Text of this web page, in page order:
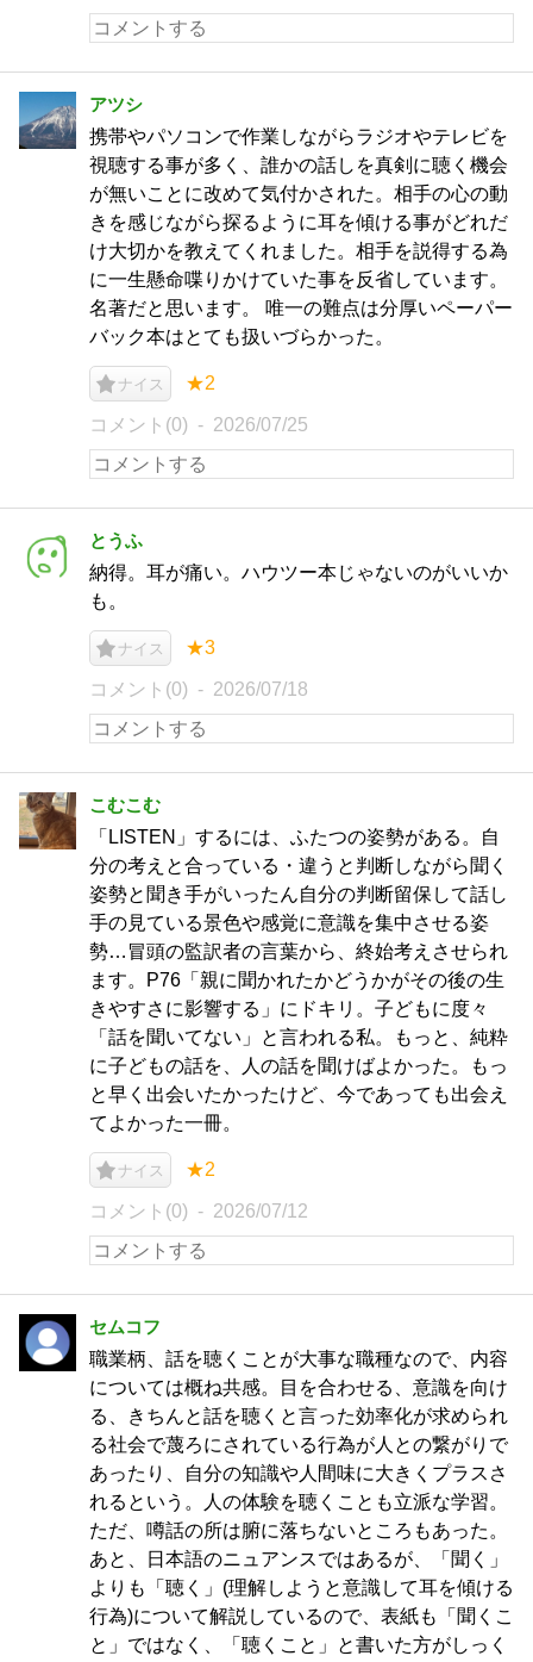
アツシ
携帯やパソコンで作業しながらラジオやテレビを
視聴する事が多く、誰かの話しを真剣に聴く機会
が無いことに改めて気付かされた。相手の心の動
きを感じながら探るように耳を傾ける事がどれだ
け大切かを教えてくれました。相手を説得する為
に一生懸命喋りかけていた事を反省しています。
名著だと思います。 唯一の難点は分厚いペーパー
バック本はとても扱いづらかった。
ナイス ★2
コメント(0) 2026/07/25
とうふ
納得。耳が痛い。ハウツー本じゃないのがいいか
も。
ナイス ★3
コメント(0) 2026/07/18
こむこむ
「LISTEN」するには、ふたつの姿勢がある。自
分の考えと合っている・違うと判断しながら聞く
姿勢と聞き手がいったん自分の判断留保して話し
手の見ている景色や感覚に意識を集中させる姿
勢…冒頭の監訳者の言葉から、終始考えさせられ
ます。P76「親に聞かれたかどうかがその後の生
きやすさに影響する」にドキリ。子どもに度々
「話を聞いてない」と言われる私。もっと、純粋
に子どもの話を、人の話を聞けばよかった。もっ
と早く出会いたかったけど、今であっても出会え
てよかった一冊。
ナイス ★2
コメント(0) 2026/07/12
セムコフ
職業柄、話を聴くことが大事な職種なので、内容
については概ね共感。目を合わせる、意識を向け
る、きちんと話を聴くと言った効率化が求められ
る社会で蔑ろにされている行為が人との繋がりで
あったり、自分の知識や人間味に大きくプラスさ
れるという。人の体験を聴くことも立派な学習。
ただ、噂話の所は腑に落ちないところもあった。
あと、日本語のニュアンスではあるが、「聞く」
よりも「聴く」(理解しようと意識して耳を傾ける
行為)について解説しているので、表紙も「聞くこ
と」ではなく、「聴くこと」と書いた方がしっく